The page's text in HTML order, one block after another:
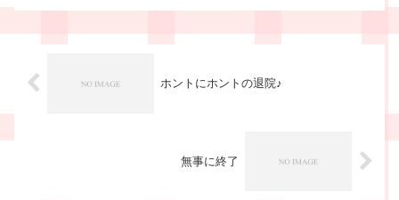
ホントにホントの退院♪
無事に終了